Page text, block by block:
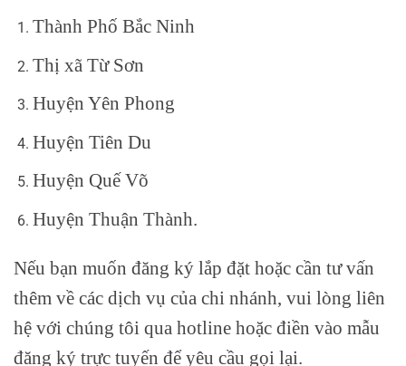
Thành Phố Bắc Ninh
Thị xã Từ Sơn
Huyện Yên Phong
Huyện Tiên Du
Huyện Quế Võ
Huyện Thuận Thành.
Nếu bạn muốn đăng ký lắp đặt hoặc cần tư vấn
thêm về các dịch vụ của chi nhánh, vui lòng liên
hệ với chúng tôi qua hotline hoặc điền vào mẫu
đăng ký trực tuyến để yêu cầu gọi lại.